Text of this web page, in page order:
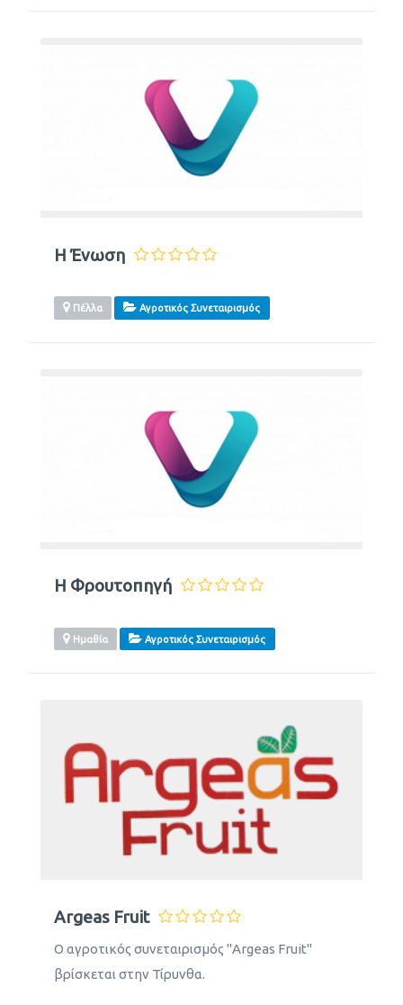
Η Ένωση
Πέλλα Αγροτικός Συνεταιρισμός
Η Φρουτοπηγή
Ημαθία Αγροτικός Συνεταιρισμός
Argeas Fruit
Ο αγροτικός συνεταιρισμός "Argeas Fruit"
βρίσκεται στην Τίρυνθα.